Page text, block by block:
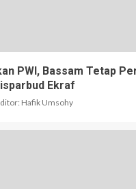
PWI, Bassam Tetap
Ekraf
Hafik Umsohy